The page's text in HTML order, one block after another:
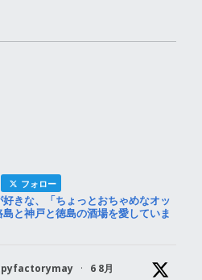
フォロー
きな、「ちょっとおちゃめなオッ
と神戸と徳島の酒場を愛していま
· 6 8月